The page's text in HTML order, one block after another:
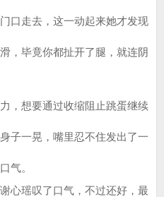
走去，这一动起来她才发现
，毕竟你都扯开了腿，就连阴
想要通过收缩阻止跳蛋继续
子一晃，嘴里忍不住发出了一
气。
瑶叹了口气，不过还好，最